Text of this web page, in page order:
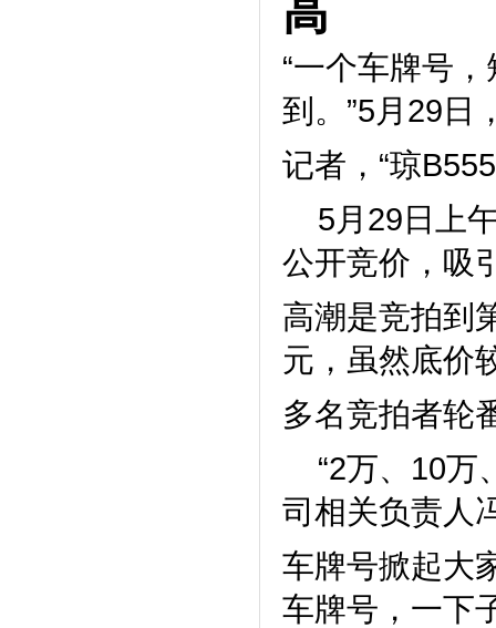
高
“一个车牌号
到。”5月29日
记者，“琼
5月29日上
公开竞价，吸
高潮是竞拍到
元，虽然底价
多名竞拍者轮
“2万、10万
司相关负责人
车牌号掀起大
车牌号，一下